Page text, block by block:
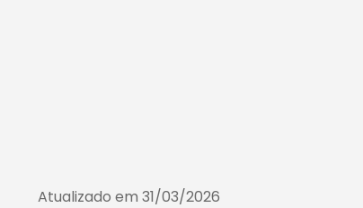
Atualizado em 31/03/2026